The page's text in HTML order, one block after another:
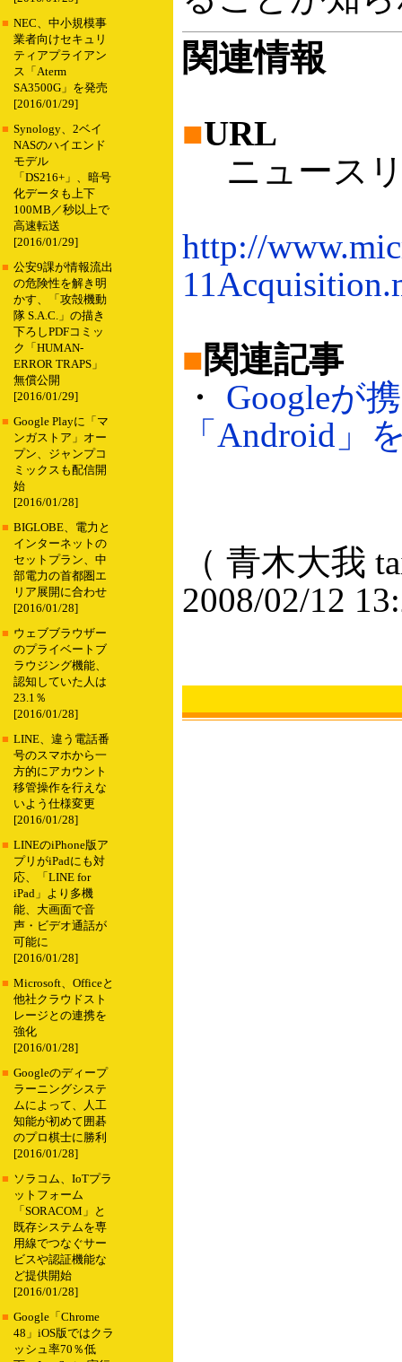
■ NEC、中小規模事
業者向けセキュリ
ティアプライアン
ス「Aterm
SA3500G」を発売
[2016/01/29]
■ Synology、2ベイ
NASのハイエンド
モデル
「DS216+」、暗号
化データも上下
100MB／秒以上で
高速転送
[2016/01/29]
■ 公安9課が情報流出
の危険性を解き明
かす、「攻殻機動
隊 S.A.C.」の描き
下ろしPDFコミッ
ク「HUMAN-
ERROR TRAPS」
無償公開
[2016/01/29]
■ Google Playに「マ
ンガストア」オー
プン、ジャンプコ
ミックスも配信開
始
[2016/01/28]
■ BIGLOBE、電力と
インターネットの
セットプラン、中
部電力の首都圏エ
リア展開に合わせ
[2016/01/28]
■ ウェブブラウザー
のプライベートブ
ラウジング機能、
認知していた人は
23.1％
[2016/01/28]
■ LINE、違う電話番
号のスマホから一
方的にアカウント
移管操作を行えな
いよう仕様変更
[2016/01/28]
■ LINEのiPhone版ア
プリがiPadにも対
応、「LINE for
iPad」より多機
能、大画面で音
声・ビデオ通話が
可能に
[2016/01/28]
■ Microsoft、Officeと
他社クラウドスト
レージとの連携を
強化
[2016/01/28]
■ Googleのディープ
ラーニングシステ
ムによって、人工
知能が初めて囲碁
のプロ棋士に勝利
[2016/01/28]
■ ソラコム、IoTプラ
ットフォーム
「SORACOM」と
既存システムを専
用線でつなぐサー
ビスや認証機能な
ど提供開始
[2016/01/28]
■ Google「Chrome
48」iOS版ではクラ
ッシュ率70％低
関連情報
■URL
ニュースリ
http://
■関連記事
・ Googleが
「Android」
（ 青木大我
2008/02/12